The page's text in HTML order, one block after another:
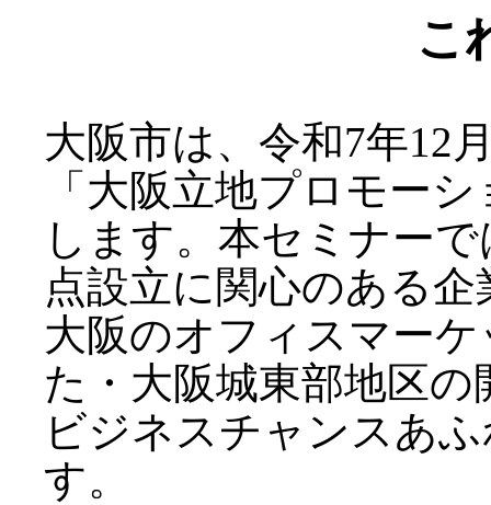
こ
大阪市は、令和7年12
「大阪立地プロモー
します。本セミナー
点設立に関心のある
大阪のオフィスマー
た・大阪城東部地区
ビジネスチャンスあ
す。